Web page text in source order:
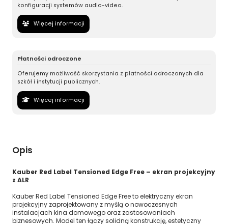
konfiguracji systemów audio-video.
Więcej informacji
Płatności odroczone
Oferujemy możliwość skorzystania z płatności odroczonych dla
szkół i instytucji publicznych.
Więcej informacji
Opis
Kauber Red Label Tensioned Edge Free – ekran projekcyjny
z ALR
Kauber Red Label Tensioned Edge Free to elektryczny ekran
projekcyjny zaprojektowany z myślą o nowoczesnych
instalacjach kina domowego oraz zastosowaniach
biznesowych. Model ten łączy solidną konstrukcję, estetyczny